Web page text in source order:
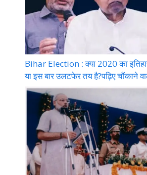
Bihar Election : क्या 2020 का
या इस बार उलटफेर तय है?पढ़िए चौंकाने